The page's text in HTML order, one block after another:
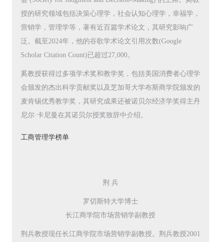
授的研究领域包括决策心理学，社会认知心理学，幸福学，
营销学，管理学等，著有近百篇学术论文，其研究影响广
泛。截至2024年，他的谷歌学术论文引用次数(Google
Scholar Citation Count)已超过27,000。
奚教授获得过多项学术奖和教学奖，包括美国消费者心理学
会颁发的杰出科学贡献奖以及芝加哥大学布斯商学院颁发的
麦肯锡优秀教学奖，其研究成果还被诺贝尔经济学奖得主丹
尼尔·卡尼曼在其诺贝尔授奖致辞中介绍。
工商管理学榜单
荆 兵
罗切斯特大学博士
长江商学院市场营销学副教授
荆兵教授现任长江商学院市场营销学副教授。荆兵教授2001